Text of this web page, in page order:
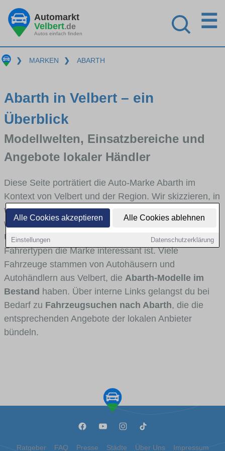
Alle Cookies akzeptieren Alle Cookies ablehnen
Einstellungen Datenschutzerklärung
Automarkt
Velbert.de
Autos einfach finden
☰
❯ MARKEN ❯ ABARTH
Abarth in Velbert – ein
Überblick
Modellwelten, Einsatzbereiche und
Angebote lokaler Händler
Diese Seite porträtiert die Auto-Marke Abarth im
Kontext von Velbert und der Region. Wir skizzieren, in
welchen Fahrzeugklassen Abarth stark vertreten ist,
welche Modellreihen häufig im Stadt- und
Umlandverkehr zu sehen sind und für welche
Fahrertypen die Marke interessant ist. Viele
Fahrzeuge stammen von Autohäusern und
Autohändlern aus Velbert, die Abarth-Modelle im
Bestand haben. Über interne Links gelangst du bei
Bedarf zu Fahrzeugsuchen nach Abarth, die die
entsprechenden Angebote der lokalen Anbieter
bündeln.
Ratgeber FAQ Presse Städte Über Uns Impressum